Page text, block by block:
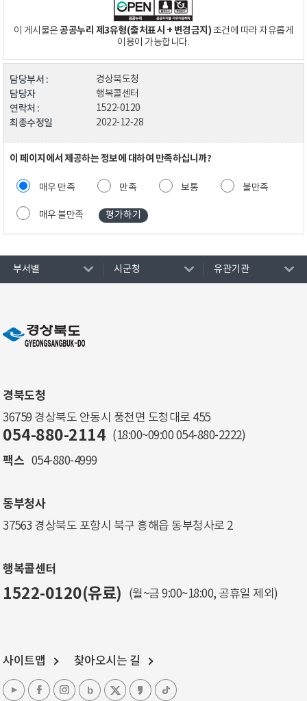
이 게시물은공공누리 제3유형(출처표시 + 변경금지)조건에 따라 자유롭게
이용이 가능합니다.
담당부서 : 경상북도청
담당자 행복콜센터
연락처 : 1522-0120
최종수정일 2022-12-28
이 페이지에서 제공하는 정보에 대하여 만족하십니까?
매우 만족 만족 보통 불만족
매우 불만족
부서별 시군청 유관기관
경북도청
36759 경상북도 안동시 풍천면 도청대로 455
054-880-2114 (18:00~09:00 054-880-2222)
팩스 054-880-4999
동부청사
37563 경상북도 포항시 북구 흥해읍 동부청사로 2
행복콜센터
1522-0120(유료) (월~금 9:00~18:00, 공휴일 제외)
사이트맵 찾아오시는 길